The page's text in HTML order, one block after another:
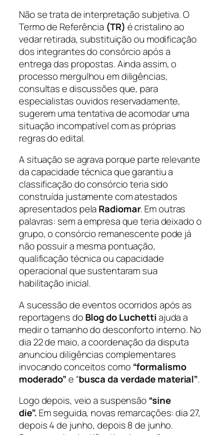
Não se trata de interpretação subjetiva. O
Termo de Referência (TR) é cristalino ao
vedar retirada, substituição ou modificação
dos integrantes do consórcio após a
entrega das propostas. Ainda assim, o
processo mergulhou em diligências,
consultas e discussões que, para
especialistas ouvidos reservadamente,
sugerem uma tentativa de acomodar uma
situação incompatível com as próprias
regras do edital.
A situação se agrava porque parte relevante
da capacidade técnica que garantiu a
classificação do consórcio teria sido
construída justamente com atestados
apresentados pela Radiomar. Em outras
palavras: sem a empresa que teria deixado o
grupo, o consórcio remanescente pode já
não possuir a mesma pontuação,
qualificação técnica ou capacidade
operacional que sustentaram sua
habilitação inicial.
A sucessão de eventos ocorridos após as
reportagens do Blog do Luchettiajuda a
medir o tamanho do desconforto interno. No
dia 22 de maio, a coordenação da disputa
anunciou diligências complementares
invocando conceitos como “formalismo
moderado”e “busca da verdade material”.
Logo depois, veio a suspensão “sine
die”. Em seguida, novas remarcações: dia 27,
depois 4 de junho, depois 8 de junho.